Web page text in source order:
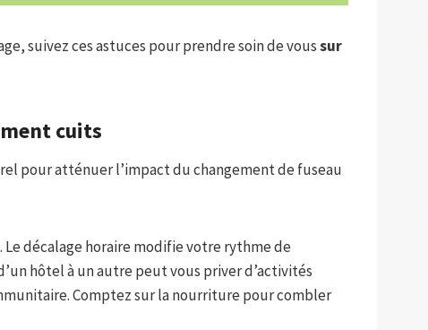
suivez ces astuces pour prendre soin de voussur
cuits
pour atténuer l’impact du changement de fuseau
. Le décalage horaire modifie votre rythme de
hôtel à un autre peut vous priver d’activités
Comptez sur la nourriture pour combler